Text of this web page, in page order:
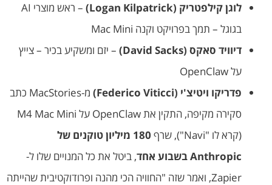
לוגן קילפטריק (Logan Kilpatrick)
– ראש מוצרי AI
בגוגל – תמך בפרויקט וקנה Mac Mini
דיוויד סאקס (David Sacks)
– יזם ומשקיע בכיר – צייץ
על OpenClaw
פדריקו ויטיצ'י (Federico Viticci)
מ-MacStories כתב
סקירה מקיפה, התקין את OpenClaw על M4 Mac Mini
(קרא לו "Navi"), שרף
180 מיליון טוקנים של
Anthropic בשבוע אחד
, ביטל את כל המנויים שלו ל-
Zapier, ואמר שזה "החוויה הכי מהנה ופרודוקטיבית שהייתה